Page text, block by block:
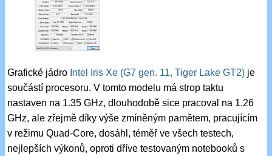
Grafické jádro Intel Iris Xe (G7 gen. 11, Tiger Lake GT2) je
součástí procesoru. V tomto modelu má strop taktu
nastaven na 1.35 GHz, dlouhodobě sice pracoval na 1.26
GHz, ale zřejmě díky výše zmíněným pamětem, pracujícím
v režimu Quad-Core, dosáhl, téměř ve všech testech,
nejlepších výkonů, oproti dříve testovaným notebooků s